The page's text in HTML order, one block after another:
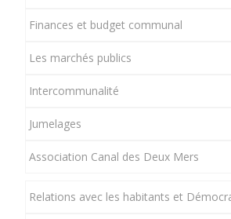
Finances et budget communal
Les marchés publics
Intercommunalité
Jumelages
Association Canal des Deux Mers
Relations avec les habitants et